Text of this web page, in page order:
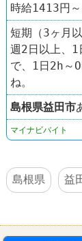
時給1413円
短期（3ヶ月
週2日以上、
で、1日2h～
ね。
島根県益田市
マイナビバイト
島根県
益